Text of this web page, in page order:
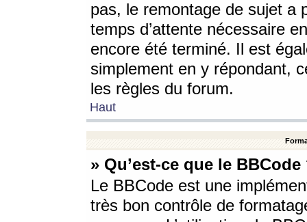
pas, le remontage de sujet a
temps d’attente nécessaire
encore été terminé. Il est
simplement en y répondant,
les règles du forum.
Haut
» Qu’est-ce que le BBCode
Le BBCode est une
très bon contrôle de